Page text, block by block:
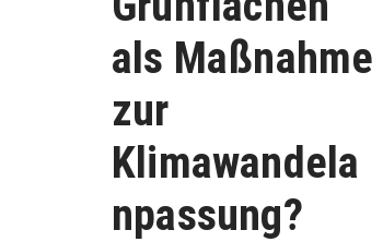
als Maßnahme
zur
Klimawandela
npassung?